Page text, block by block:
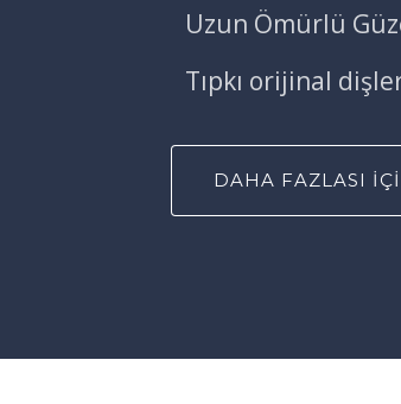
Uzun Ömürlü
Tıpkı orijinal
DAHA FAZLASI